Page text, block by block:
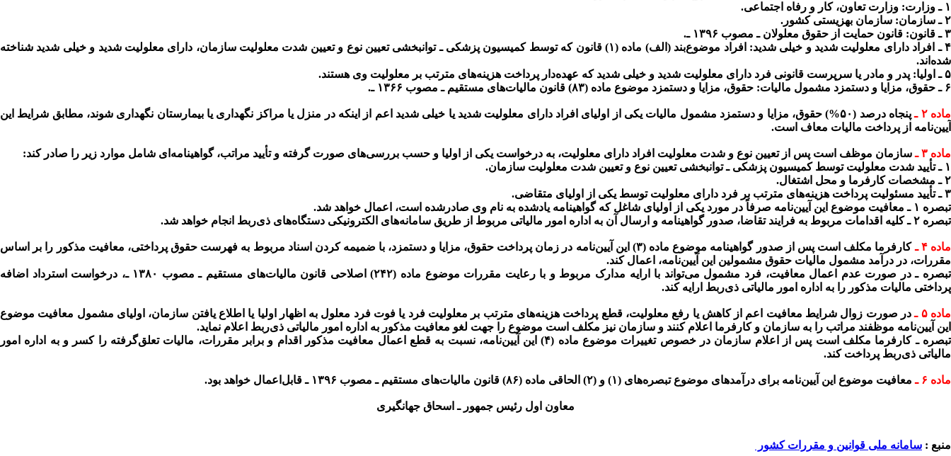
۱ ـ وزارت:
وزارت تعاون، کار و رفاه اجتماعی.
۲ ـ سازمان:
سازمان بهزیستی کشور.
۳ ـ قانون:
قانون حمایت از حقوق معلولان ـ مصوب ۱۳۹۶ ـ.
۴ ـ افراد دارای معلولیت شدید و خیلی شدید:
افراد موضوع‌بند (الف) ماده (۱) قانون که توسط کمیسیون پزشکی ـ توانبخشی تعیین نوع و تعیین شدت معلولیت سازمان، دارای معلولیت شدید و خیلی شدید شناخته
شده‌اند.
۵ ـ اولیا:
پدر و مادر یا سرپرست قانونی فرد دارای معلولیت شدید و خیلی شدید که عهده‌دار پرداخت هزینه‌های مترتب بر معلولیت وی هستند.
۶ ـ حقوق، مزایا و دستمزد مشمول مالیات:
حقوق، مزایا و دستمزد موضوع ماده (۸۳) قانون مالیات‌های مستقیم ـ مصوب ۱۳۶۶ ـ.
ماده ۲ ـ
پنجاه درصد (۵۰%) حقوق، مزایا و دستمزد مشمول مالیات یکی از اولیای افراد دارای معلولیت شدید یا خیلی شدید اعم از اینکه در منزل یا مراکز نگهداری یا بیمارستان نگهداری شوند، مطابق شرایط این
آیین‌نامه از پرداخت مالیات معاف است.
ماده ۳ ـ
سازمان موظف است پس از تعیین نوع و شدت معلولیت افراد دارای معلولیت، به درخواست یکی از اولیا و حسب بررسی‌های صورت گرفته و تأیید مراتب، گواهینامه‌ای شامل موارد زیر را صادر کند:
۱ ـ تأیید شدت معلولیت توسط کمیسیون پزشکی ـ توانبخشی تعیین نوع و تعیین شدت معلولیت سازمان.
۲ ـ مشخصات کارفرما و محل اشتغال.
۳ ـ تأیید مسئولیت پرداخت هزینه‌های مترتب بر فرد دارای معلولیت توسط یکی از اولیای متقاضی.
تبصره ۱ ـ
معافیت موضوع این آیین‌نامه صرفاً در مورد یکی از اولیای شاغل که گواهینامه یادشده به نام وی صادرشده است، اعمال خواهد شد.
تبصره ۲ ـ
کلیه اقدامات مربوط به فرایند تقاضا، صدور گواهینامه و ارسال آن به اداره امور مالیاتی مربوط از طریق سامانه‌های الکترونیکی دستگاه‌های ذی‌ربط انجام خواهد شد.
ماده ۴ ـ
کارفرما مکلف است پس از صدور گواهینامه موضوع ماده (۳) این آیین‌نامه در زمان پرداخت حقوق، مزایا و دستمزد، با ضمیمه کردن اسناد مربوط به فهرست حقوق پرداختی، معافیت مذکور را بر اساس
مقررات، در درآمد مشمول مالیات حقوق مشمولین این آیین‌نامه، اعمال کند.
تبصره ـ
در صورت عدم اعمال معافیت، فرد مشمول می‌تواند با ارایه مدارک مربوط و با رعایت مقررات موضوع ماده (۲۴۲) اصلاحی قانون مالیات‌های مستقیم ـ مصوب ۱۳۸۰ ـ، درخواست استرداد اضافه
پرداختی مالیات مذکور را به اداره امور مالیاتی ذی‌ربط ارایه کند.
ماده ۵ ـ
در صورت زوال شرایط معافیت اعم از کاهش یا رفع معلولیت، قطع پرداخت هزینه‌های مترتب بر معلولیت فرد یا فوت فرد معلول به اظهار اولیا یا اطلاع یافتن سازمان، اولیای مشمول معافیت موضوع
این آیین‌نامه موظفند مراتب را به سازمان و کارفرما اعلام کنند و سازمان نیز مکلف است موضوع را جهت لغو معافیت مذکور به اداره امور مالیاتی ذی‌ربط اعلام نماید.
تبصره ـ
کارفرما مکلف است پس از اعلام سازمان در خصوص تغییرات موضوع ماده (۴) این آیین‌نامه، نسبت به قطع اعمال معافیت مذکور اقدام و برابر مقررات، مالیات تعلق‌گرفته را کسر و به اداره امور
مالیاتی ذی‌ربط پرداخت کند.
ماده ۶ ـ معافیت موضوع این آیین‌نامه برای درآمدهای موضوع تبصره‌های (۱) و (۲) الحاقی ماده (۸۶) قانون مالیات‌های مستقیم ـ مصوب ۱۳۹۶ ـ قابل‌اعمال خواهد بود.
معاون اول رئیس‎ جمهور ـ اسحاق جهانگیری
منبع : سامانه ملی قوانین و مقررات کشور